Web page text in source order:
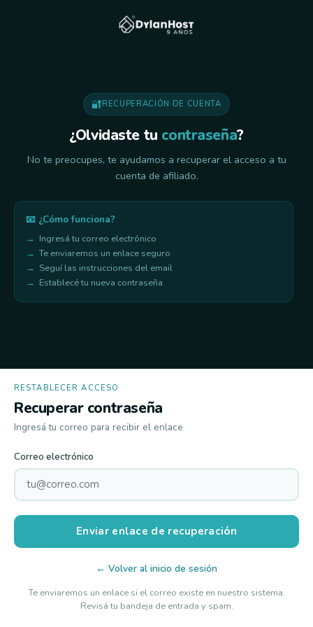
🔐RECUPERACIÓN DE CUENTA
¿Olvidaste tu contraseña?
No te preocupes, te ayudamos a recuperar el acceso a tu
cuenta de afiliado.
📧 ¿Cómo funciona?
Ingresá tu correo electrónico
Te enviaremos un enlace seguro
Seguí las instrucciones del email
Establecé tu nueva contraseña
RESTABLECER ACCESO
Recuperar contraseña
Ingresá tu correo para recibir el enlace
Correo electrónico
Enviar enlace de recuperación
← Volver al inicio de sesión
Te enviaremos un enlace si el correo existe en nuestro sistema.
Revisá tu bandeja de entrada y spam.